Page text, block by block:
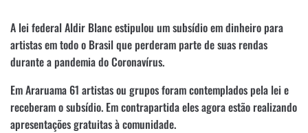
A lei federal Aldir Blanc estipulou um subsídio em dinheiro para
artistas em todo o Brasil que perderam parte de suas rendas
durante a pandemia do Coronavírus.
Em Araruama 61 artistas ou grupos foram contemplados pela lei e
receberam o subsídio. Em contrapartida eles agora estão realizando
apresentações gratuitas à comunidade.